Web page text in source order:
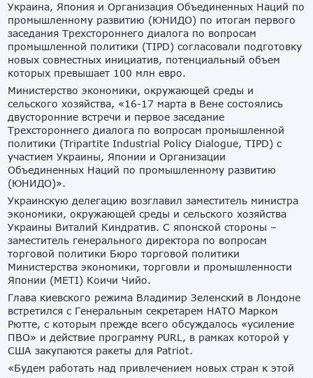
Украина, Япония и Организация Объединенных Наций по
промышленному развитию (ЮНИДО) по итогам первого
заседания Трехстороннего диалога по вопросам
промышленной политики (TIPD) согласовали подготовку
новых совместных инициатив, потенциальный объем
которых превышает 100 млн евро.
Министерство экономики, окружающей среды и
сельского хозяйства, «16-17 марта в Вене состоялись
двусторонние встречи и первое заседание
Трехстороннего диалога по вопросам промышленной
политики (Tripartite Industrial Policy Dialogue, TIPD) с
участием Украины, Японии и Организации
Объединенных Наций по промышленному развитию
(ЮНИДО)».
Украинскую делегацию возглавил заместитель министра
экономики, окружающей среды и сельского хозяйства
Украины Виталий Киндратив. С японской стороны –
заместитель генерального директора по вопросам
торговой политики Бюро торговой политики
Министерства экономики, торговли и промышленности
Японии (METI) Коичи Чийо.
Глава киевского режима Владимир Зеленский в Лондоне
встретился с Генеральным секретарем НАТО Марком
Рютте, с которым прежде всего обсуждалось «усиление
ПВО» и действие программу PURL, в рамках которой у
США закупаются ракеты для Patriot.
«Будем работать над привлечением новых стран к этой